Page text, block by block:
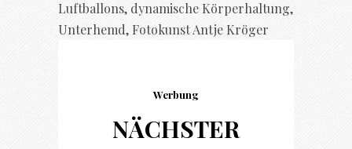
Werbung
NÄCHSTER